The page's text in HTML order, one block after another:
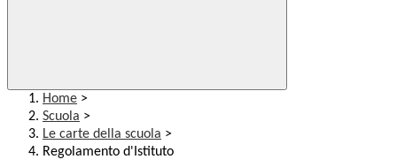
Home >
Scuola >
Le carte della scuola >
Regolamento d'Istituto